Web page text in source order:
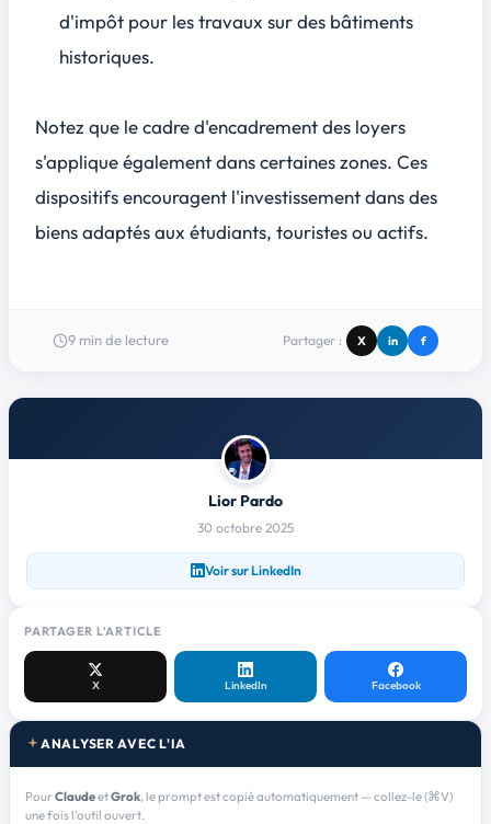
d'impôt pour les travaux sur des bâtiments
historiques.
Notez que le cadre d'encadrement des loyers
s'applique également dans certaines zones. Ces
dispositifs encouragent l'investissement dans des
biens adaptés aux étudiants, touristes ou actifs.
9 min de lecture Partager : X in f
Lior Pardo
30 octobre 2025
Voir sur LinkedIn
PARTAGER L'ARTICLE
X LinkedIn Facebook
ANALYSER AVEC L'IA
PourClaudeetGrok, le prompt est copié automatiquement — collez-le (⌘V)
une fois l'outil ouvert.